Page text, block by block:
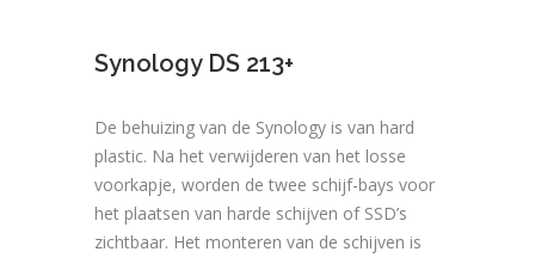
Synology DS 213+
De behuizing van de Synology is van hard
plastic. Na het verwijderen van het losse
voorkapje, worden de twee schijf-bays voor
het plaatsen van harde schijven of SSD’s
zichtbaar. Het monteren van de schijven is